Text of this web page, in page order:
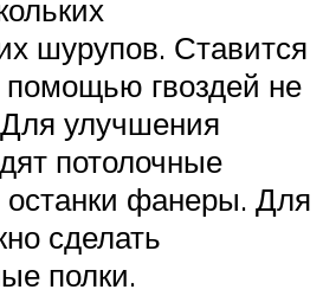
шурупов. Ставится
гвоздей не
улучшения
потолочные
фанеры. Для
сделать
полки.